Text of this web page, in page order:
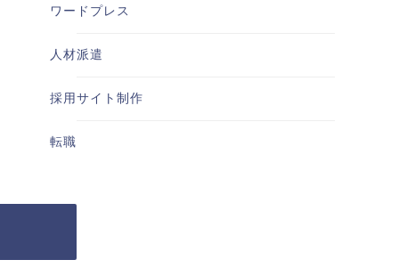
ワードプレス
人材派遣
採用サイト制作
転職